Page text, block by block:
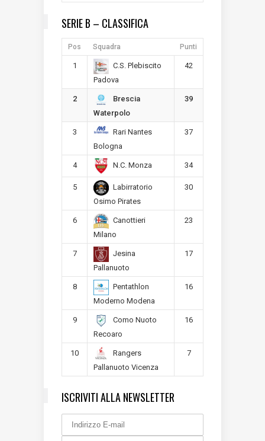
SERIE B – CLASSIFICA
Pos Squadra Punti
1
C.S. Plebiscito
Padova
42
2
Brescia
Waterpolo
39
3
Rari Nantes
Bologna
37
4 N.C. Monza 34
5
Labirratorio
Osimo Pirates
30
6
Canottieri
Milano
23
7
Jesina
Pallanuoto
17
8
Pentathlon
Moderno Modena
16
9
Como Nuoto
Recoaro
16
10
Rangers
Pallanuoto Vicenza
7
ISCRIVITI ALLA NEWSLETTER